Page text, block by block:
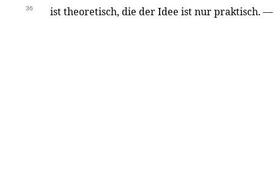
36 ist theoretisch, die der Idee ist nur praktisch.